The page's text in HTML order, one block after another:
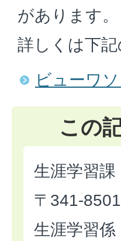
があります。
詳しくは下
ビューワ
この
生涯学習課
〒341-
生涯学習